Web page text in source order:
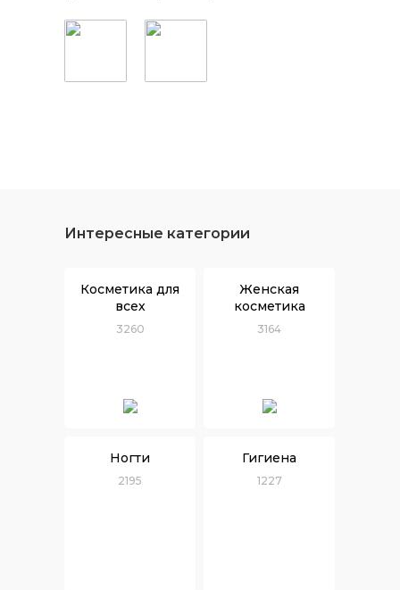
Интересные категории
Косметика для
всех
3260
Женская
косметика
3164
Ногти
2195
Гигиена
1227